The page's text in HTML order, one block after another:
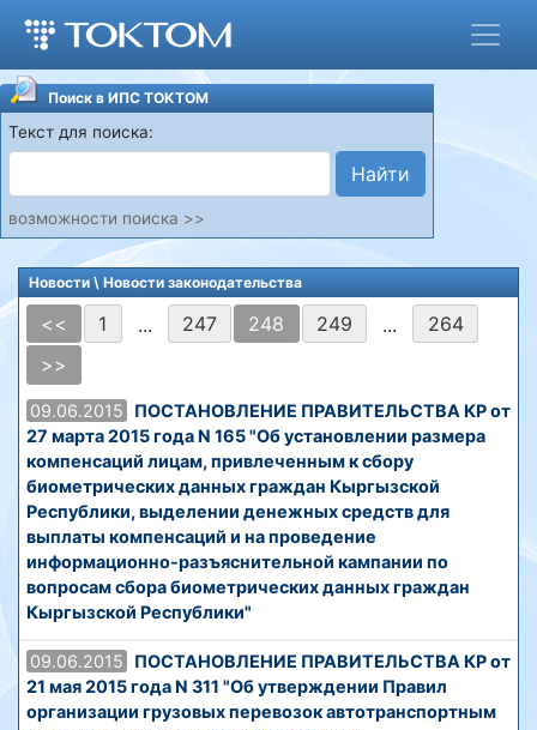
Поиск в ИПС ТОКТОМ
Текст для поиска:
Найти
возможности поиска >>
Новости \ Новости законодательства
<< 1 ... 247 248 249 ...
264
>>
09.06.2015
ПОСТАНОВЛЕНИЕ ПРАВИТЕЛЬСТВА КР от
27 марта 2015 года N 165 "Об установлении размера
компенсаций лицам, привлеченным к сбору
биометрических данных граждан Кыргызской
Республики, выделении денежных средств для
выплаты компенсаций и на проведение
информационно-разъяснительной кампании по
вопросам сбора биометрических данных граждан
Кыргызской Республики"
09.06.2015
ПОСТАНОВЛЕНИЕ ПРАВИТЕЛЬСТВА КР от
21 мая 2015 года N 311 "Об утверждении Правил
организации грузовых перевозок автотранспортным